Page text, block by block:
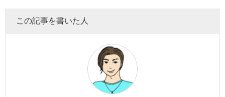
この記事を書いた人